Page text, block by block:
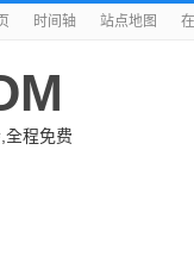
时间轴 站点地图
全程免费